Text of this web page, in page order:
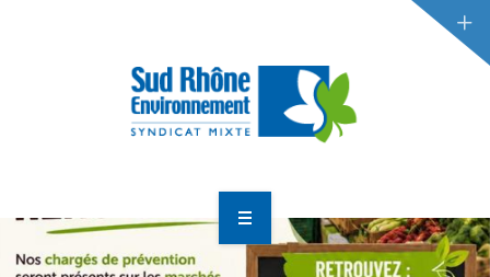
GESTION DES DÉCHETS
ACTUALITÉS